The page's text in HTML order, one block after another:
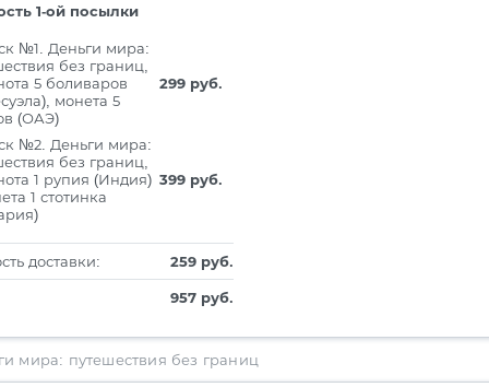
1-ой посылки
№1. Деньги мира:
без границ,
5 боливаров
монета 5
(ОАЭ)
299 руб.
№2. Деньги мира:
без границ,
1 рупия (Индия)
1 стотинка
399 руб.
доставки: 259 руб.
957 руб.